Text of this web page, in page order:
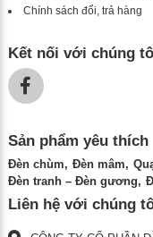
Chính sách đổi, trả hàng
Kết nối với chúng
Sản phẩm yêu thích
Đèn chùm Đèn mâm
Đèn tranh – Đèn gương
Liên hệ với chúng